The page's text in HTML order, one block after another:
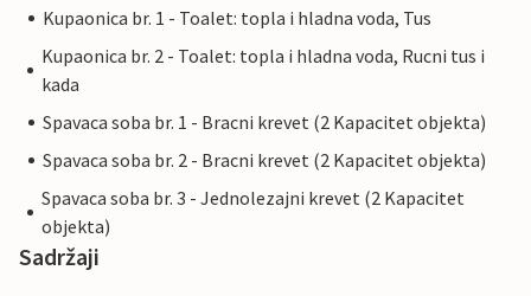
Kupaonica br. 1 - Toalet: topla i hladna voda, Tus
Kupaonica br. 2 - Toalet: topla i hladna voda, Rucni tus i
kada
Spavaca soba br. 1 - Bracni krevet (2 Kapacitet objekta)
Spavaca soba br. 2 - Bracni krevet (2 Kapacitet objekta)
Spavaca soba br. 3 - Jednolezajni krevet (2 Kapacitet
objekta)
Sadržaji